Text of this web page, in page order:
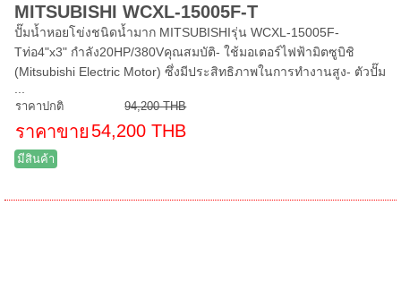
MITSUBISHI WCXL-15005F-T
ปั๊มน้ำหอยโข่งชนิดน้ำมาก MITSUBISHIรุ่น WCXL-15005F-
Tท่อ4"x3" กำลัง20HP/380Vคุณสมบัติ- ใช้มอเตอร์ไฟฟ้ามิตซูบิชิ
(Mitsubishi Electric Motor) ซึ่งมีประสิทธิภาพในการทำงานสูง- ตัวปั๊ม
ราคาปกติ 94,200 THB
ราคาขาย 54,200 THB
มีสินค้า